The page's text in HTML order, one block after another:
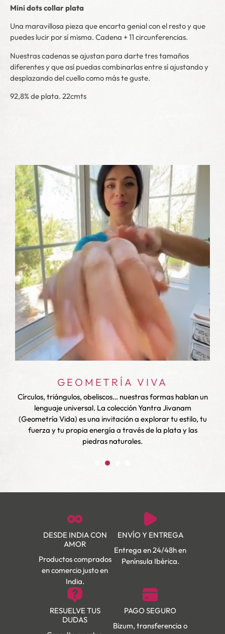
Mini dots collar plata
Una maravillosa pieza queencarta genial con el resto y que
puedes lucir por sí misma. Cadena + 11 circunferencias.
Nuestras cadenas se ajustan para darte tres tamaños
diferentes y que así puedas combinarlas entre sí ajustando y
desplazando del cuello como más te guste.
92,8% de plata. 22cmts
GEOMETRÍA VIVA
Círculos, triángulos, obeliscos… nuestras formas hablan un
lenguaje universal. La colección Yantra Jivanam
(Geometría Vida) es una invitación a explorar tu estilo, tu
fuerza y tu propia energía a través de la plata y las
piedras naturales.
DESDE INDIA CON
AMOR
Productos comprados
en comercio justo en
India.
ENVÍO Y ENTREGA
Entrega en 24/48h en
Península Ibérica.
RESUELVE TUS
DUDAS
PAGO SEGURO
Bizum, transferencia o